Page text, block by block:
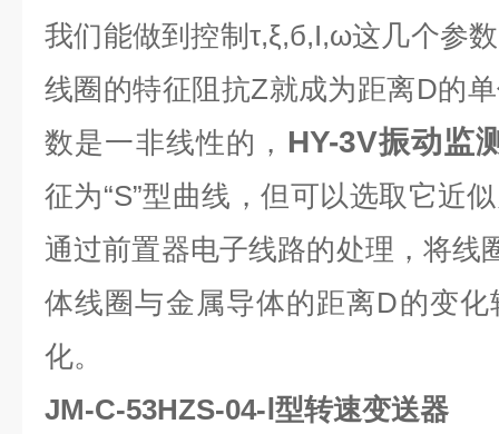
我们能做到控制τ,ξ,б,I,ω这几个参
线圈的特征阻抗Z就成为距离D的
数是一非线性的， HY-3V振动监
征为“S”型曲线，但可以选取它近
通过前置器电子线路的处理，将线
体线圈与金属导体的距离D的变
化。
JM-C-53HZS-04-Ⅰ型转速变送器